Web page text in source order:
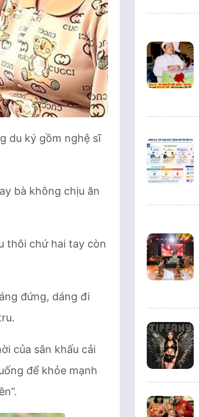
du ký gồm nghệ sĩ
bà không chịu ăn
thôi chứ hai tay còn
đứng, dáng đi
của sân khấu cải
để khỏe mạnh